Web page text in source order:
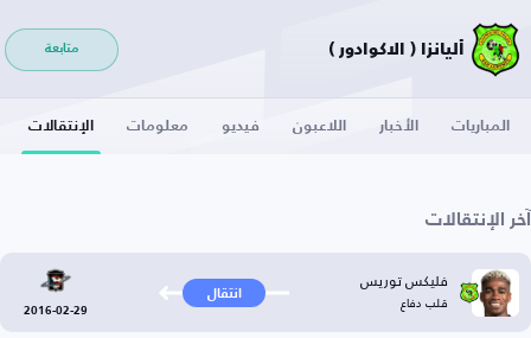
أليانزا ( الاكوادور ) متابعة
المباريات الأخبار اللاعبون فيديو معلومات الإنتقالات
آخر الإنتقالات
فليكس توريس
قلب دفاع انتقال
2016-02-29